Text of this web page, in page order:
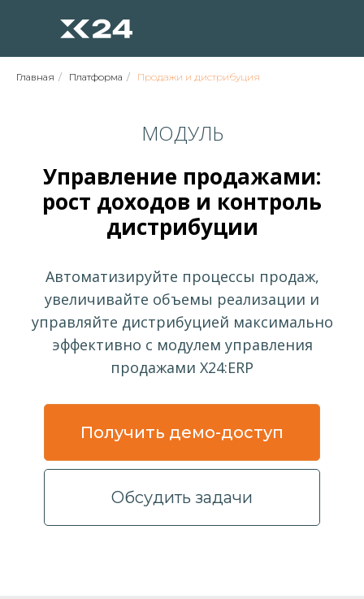
Главная / Платформа / Продажи и дистрибуция
Управление продажами:
рост доходов и контроль
дистрибуции
МОДУЛЬ
Автоматизируйте процессы продаж,
увеличивайте объемы реализации и
управляйте дистрибуцией максимально
эффективно с модулем управления
продажами X24:ERP
Обсудить задачи
Получить демо-доступ